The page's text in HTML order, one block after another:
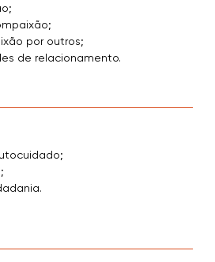
por outros;
de relacionamento.